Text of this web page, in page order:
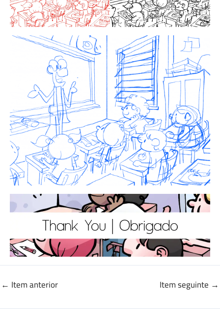
← Item anterior Item seguinte →